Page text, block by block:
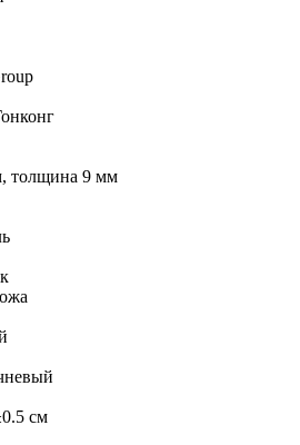
толщина 9 мм
см